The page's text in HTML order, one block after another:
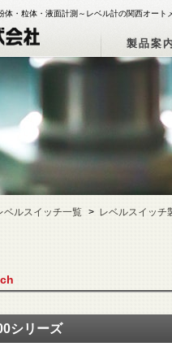
・粒体・液面計測～レベル計の関西オート
製品案
ベルスイッチ一覧 レベルスイッチ
シリーズ